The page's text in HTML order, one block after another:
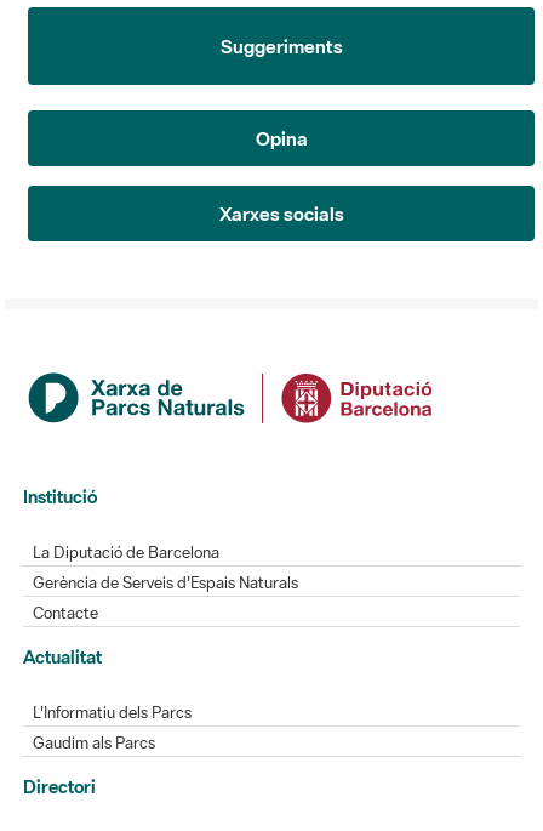
Suggeriments
Opina
Xarxes socials
Institució
La Diputació de Barcelona
Gerència de Serveis d'Espais Naturals
Contacte
Actualitat
L'Informatiu dels Parcs
Gaudim als Parcs
Directori